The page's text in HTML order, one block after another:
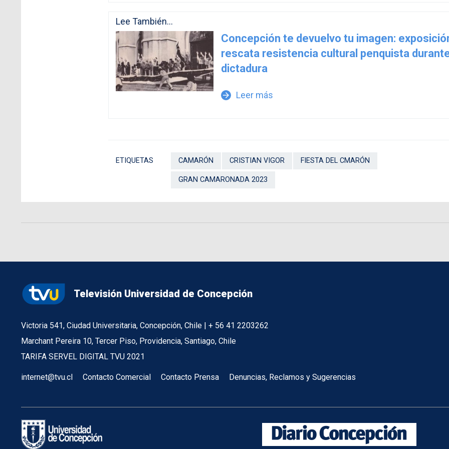
Lee También...
Concepción te devuelvo tu imagen:
rescata resistencia cultural penquista
dictadura
arrow_forward Leer más
ETIQUETAS CAMARÓN CRISTIAN VIGOR FIESTA DEL CMARÓN
GRAN CAMARONADA 2023
Televisión Universidad de Concepción
Victoria 541, Ciudad Universitaria, Concepción, Chile | + 56 41 2203262
Marchant Pereira 10, Tercer Piso, Providencia, Santiago, Chile
TARIFA SERVEL DIGITAL TVU 2021
internet@tvu.cl Contacto Comercial Contacto Prensa Denuncias, Reclamos y Sugerencias